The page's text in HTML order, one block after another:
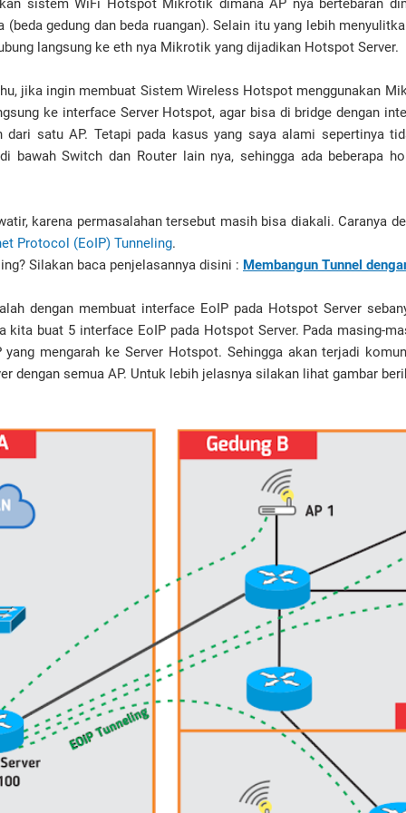
sistem WiFi Hotspot Mikrotik dimana AP nya bertebaran
(beda gedung dan beda ruangan). Selain itu yang lebih
langsung ke eth nya Mikrotik yang dijadikan Hotspot Server.
jika ingin membuat Sistem Wireless Hotspot menggunakan
ke interface Server Hotspot, agar bisa di bridge dengan
dari satu AP. Tetapi pada kasus yang saya alami sepertinya
bawah Switch dan Router lain nya, sehingga ada beberapa
karena permasalahan tersebut masih bisa diakali. Caranya
Protocol (EoIP) Tunneling.
Silakan baca penjelasannya disini : Membangun Tunnel
dengan membuat interface EoIP pada Hotspot Server
kita buat 5 interface EoIP pada Hotspot Server. Pada masing-
yang mengarah ke Server Hotspot. Sehingga akan terjadi
dengan semua AP. Untuk lebih jelasnya silakan lihat gambar